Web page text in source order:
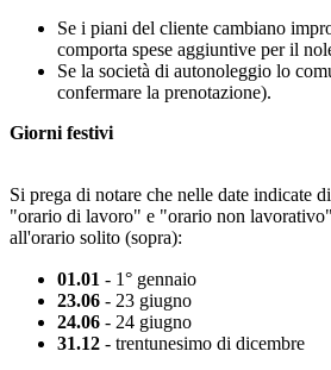
Se i piani del cliente cambiano
comporta spese aggiuntive per il
Se la società di autonoleggio lo
confermare la prenotazione).
Giorni festivi
Si prega di notare che nelle date indicate
"orario di lavoro" e "orario non
all'orario solito (sopra):
01.01 - 1° gennaio
23.06 - 23 giugno
24.06 - 24 giugno
31.12 - trentunesimo di dicembre